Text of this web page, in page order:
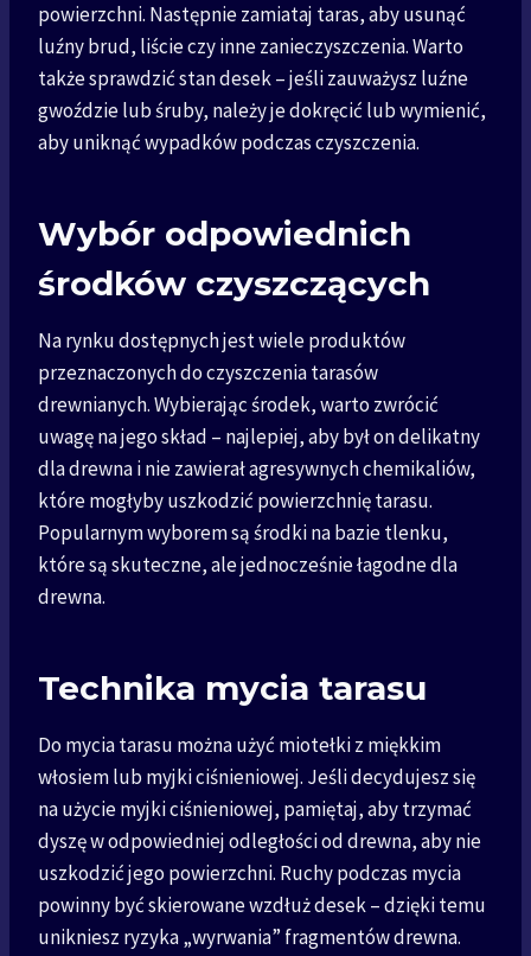
powierzchni. Następnie zamiataj taras, aby usunąć
luźny brud, liście czy inne zanieczyszczenia. Warto
także sprawdzić stan desek – jeśli zauważysz luźne
gwoździe lub śruby, należy je dokręcić lub wymienić,
aby uniknąć wypadków podczas czyszczenia.
Wybór odpowiednich
środków czyszczących
Na rynku dostępnych jest wiele produktów
przeznaczonych do czyszczenia tarasów
drewnianych. Wybierając środek, warto zwrócić
uwagę na jego skład – najlepiej, aby był on delikatny
dla drewna i nie zawierał agresywnych chemikaliów,
które mogłyby uszkodzić powierzchnię tarasu.
Popularnym wyborem są środki na bazie tlenku,
które są skuteczne, ale jednocześnie łagodne dla
drewna.
Technika mycia tarasu
Do mycia tarasu można użyć miotełki z miękkim
włosiem lub myjki ciśnieniowej. Jeśli decydujesz się
na użycie myjki ciśnieniowej, pamiętaj, aby trzymać
dyszę w odpowiedniej odległości od drewna, aby nie
uszkodzić jego powierzchni. Ruchy podczas mycia
powinny być skierowane wzdłuż desek – dzięki temu
unikniesz ryzyka „wyrwania” fragmentów drewna.